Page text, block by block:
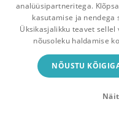
Pealehele Ostukorv
Vaheta raamatuid
analüüsipartneritega.
kasutamise ja
Üksikasjalikku teavet
nõusoleku haldamise
NÕUSTU